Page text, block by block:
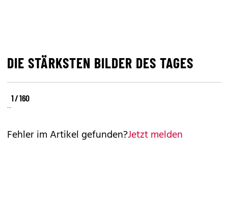
DIE STÄRKSTEN BILDER DES TAGES
1 / 160
©
REUTERS
©
REUTERS
©
REUTERS
Fehler im Artikel gefunden?Jetzt melden